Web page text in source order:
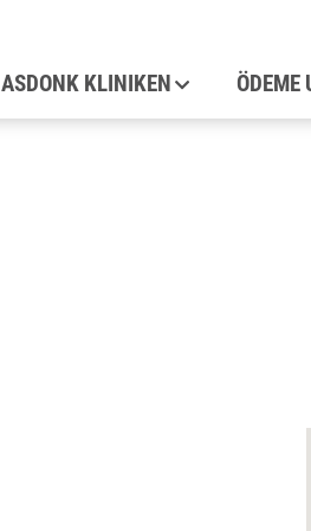
ASDONK KLINIKEN ÖDEME